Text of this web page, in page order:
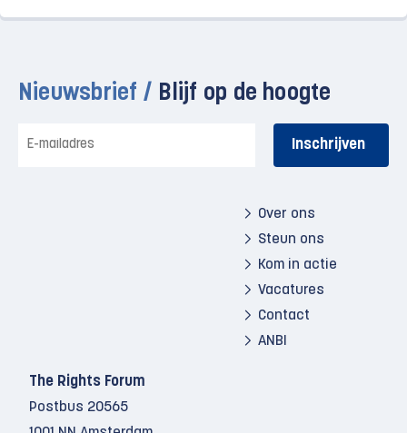
Nieuwsbrief / Blijf op de hoogte
mailadres
Over ons
Steun ons
Kom in actie
Vacatures
Contact
ANBI
The Rights Forum
Postbus 20565